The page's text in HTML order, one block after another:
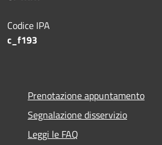
Codice IPA
c_f193
Prenotazione appuntamento
Segnalazione disservizio
Leggi le FAQ